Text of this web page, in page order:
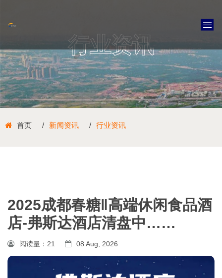
行业资讯
首页 新闻资讯 行业资讯
2025成都春糖‖高端休闲食品酒
店-弗斯达酒店清盘中……
阅读量： 21 08 Aug, 2026